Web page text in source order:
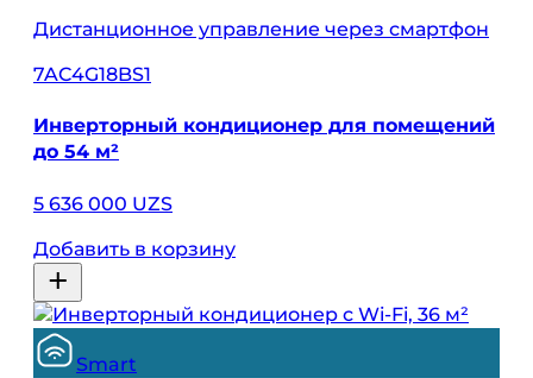
Дистанционное управление через смартфон
7AC4G18BS1
Инверторный кондиционер для помещений
до 54 м²
5 636 000 UZS
Добавить в корзину
Smart